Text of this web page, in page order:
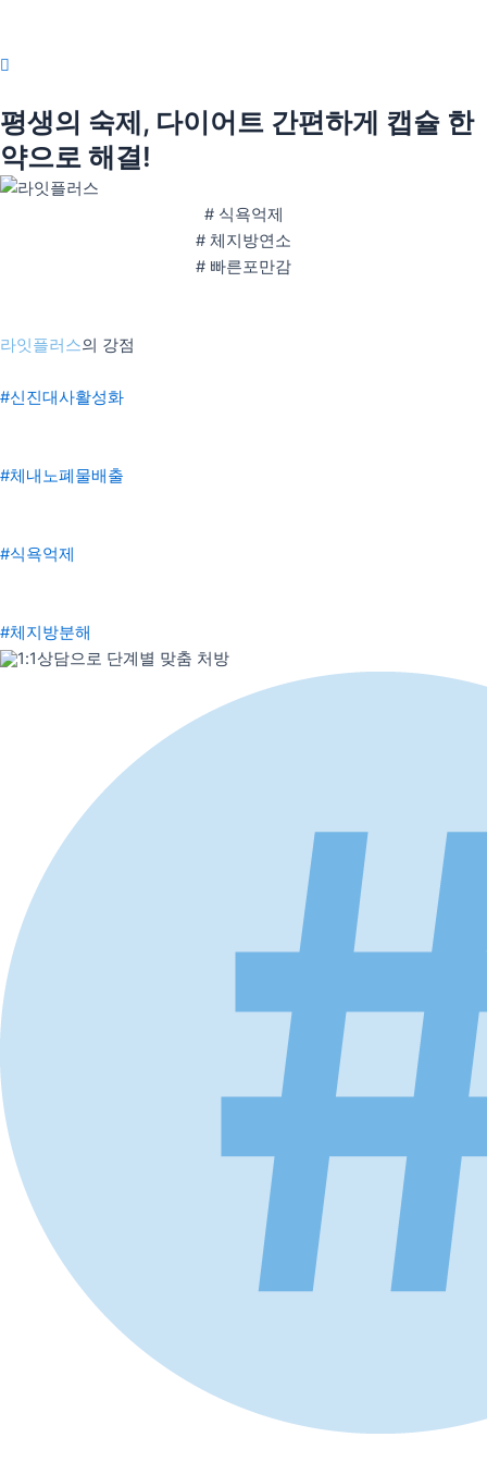
츠
건
너
뛰
기
안티트러블
펄화이트
리얼후기
자필후기
평생의 숙제, 다이어트 간편하게 캡슐 한
약으로 해결!
# 식욕억제
# 체지방연소
# 빠른포만감
라잇플러스의 강점
#신진대사활성화
#체내노폐물배출
#식욕억제
#체지방분해
1:1상담으로 단계별 맞춤 처방